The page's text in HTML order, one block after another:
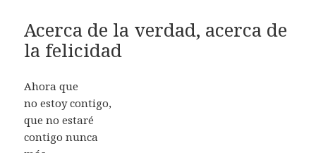
Acerca de la verdad, acerca de
la felicidad
Ahora que
no estoy contigo,
que no estaré
contigo nunca